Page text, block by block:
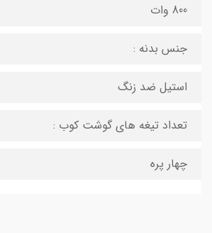
800 وات
جنس بدنه :
استيل ضد زنگ
تعداد تیغه های گوشت کوب :
چهار پره